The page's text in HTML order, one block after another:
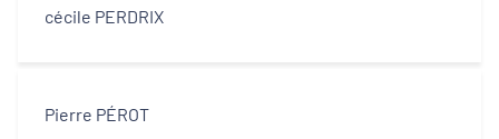
cécile PERDRIX
Pierre PÉROT